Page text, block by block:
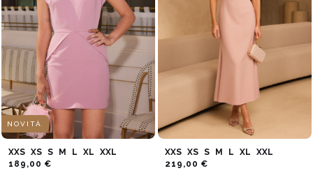
NOVITÀ
XXS XS S M L XL
XXL
189,00 €
XXS XS S M L XL
XXL
219,00 €